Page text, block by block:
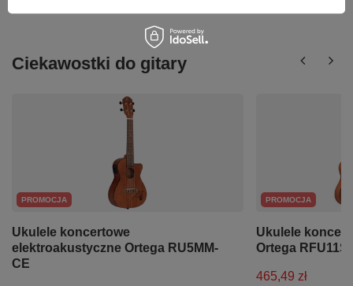
Ciekawostki do gitary
PROMOCJA
Ukulele koncertowe
elektroakustyczne Ortega RU5MM-
CE
PROMOCJA
Ukulele
Ortega RFU11S
465,49 zł